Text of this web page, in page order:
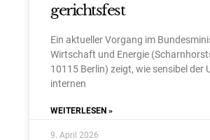
gerichtsfest
Ein aktueller Vorgang im
Wirtschaft und Energie
10115 Berlin) zeigt, wie sensibel der
internen
WEITERLESEN »
9. April 2026